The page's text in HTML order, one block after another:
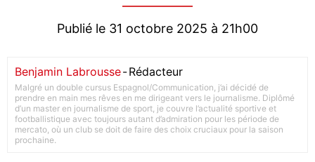
Publié le 31 octobre 2025 à 21h00
Benjamin Labrousse-Rédacteur
Malgré un double cursus Espagnol/Communication, j’ai décidé de
prendre en main mes rêves en me dirigeant vers le journalisme. Diplômé
d’un master en journalisme de sport, je couvre l’actualité sportive et
footballistique avec toujours autant d’admiration pour les période de
mercato, où un club se doit de faire des choix cruciaux pour la saison
prochaine.